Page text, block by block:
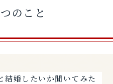
のこと
結婚したいか聞いてみた